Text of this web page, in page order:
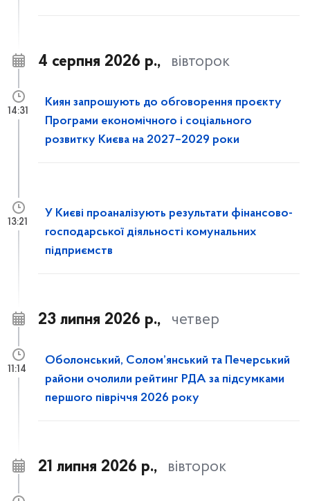
4 серпня 2026 р., вівторок
Киян запрошують до обговорення проєкту
Програми економічного і соціального
розвитку Києва на 2027–2029 роки
14:31
У Києві проаналізують результати фінансово-
господарської діяльності комунальних
підприємств
13:21
23 липня 2026 р., четвер
Оболонський, Солом’янський та Печерський
райони очолили рейтинг РДА за підсумками
першого півріччя 2026 року
11:14
21 липня 2026 р., вівторок